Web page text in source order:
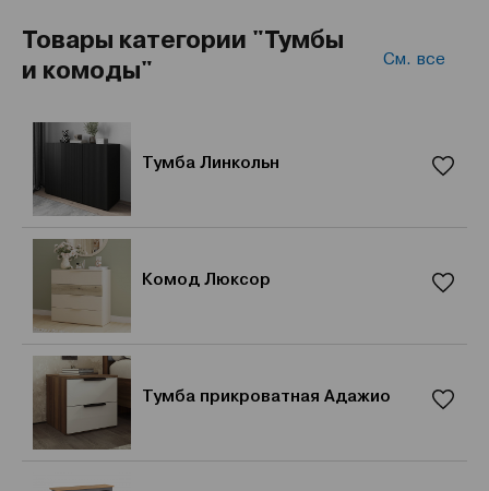
Товары категории "Тумбы
и комоды"
См. все
Тумба Линкольн
Комод Люксор
Тумба прикроватная Адажио